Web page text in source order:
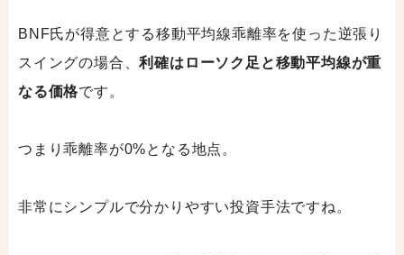
BNF氏が得意とする移動平均線乖離率を使った逆張り
スイングの場合、利確はローソク足と移動平均線が重
なる価格です。
つまり乖離率が0%となる地点。
非常にシンプルで分かりやすい投資手法ですね。